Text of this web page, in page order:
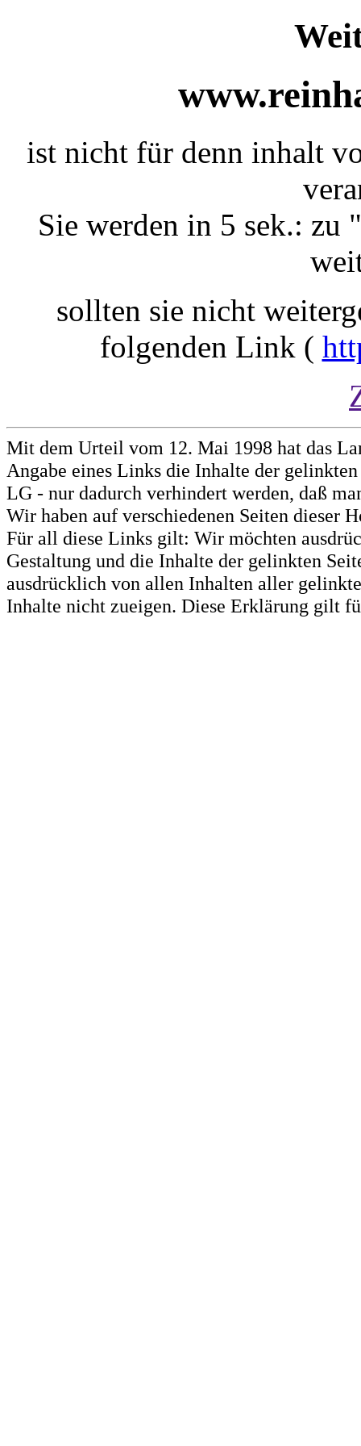
ist nicht für denn inhalt
Sie werden in 5 sek.: zu "
sollten sie nicht
folgenden Link (
Mit dem Urteil vom 12. Mai 1998 hat das
Angabe eines Links die Inhalte der
LG - nur dadurch verhindert werden, daß
Wir haben auf verschiedenen Seiten dieser
Für all diese Links gilt: Wir möchten
Gestaltung und die Inhalte der gelinkten
ausdrücklich von allen Inhalten aller
Inhalte nicht zueigen. Diese Erklärung gilt